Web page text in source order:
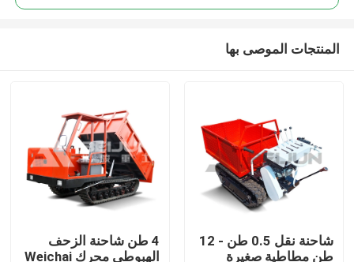
المنتجات الموصى بها
شاحنة نقل 0.5 طن - 12
طن مطاطية صغيرة
4 طن شاحنة الزحف
الهبوطي محرك Weichai